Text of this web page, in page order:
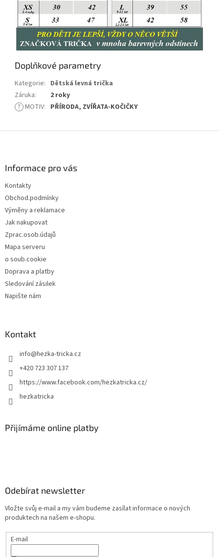
Doplňkové parametry
Kategorie: Dětská levná trička
Záruka:
2 roky
? MOTIV: PŘÍRODA, ZVÍŘATA-KOČIČKY
Informace pro vás
Kontakty
Obchod.podmínky
Výměny a reklamace
Jak nakupovat
Zprac.osob.údajů
Mapa serveru
o soub.cookie
Doprava a platby
Sledování zásilek
Napište nám
Kontakt
info@hezka-tricka.cz
+420 723 307 137
https://www.facebook.com/hezkatricka.cz/
hezkatricka
Přijímáme online platby
Odebírat newsletter
Vložte svůj e-mail a my vám budeme zasílat informace o nových
produktech na našem e-shopu.
E-mail